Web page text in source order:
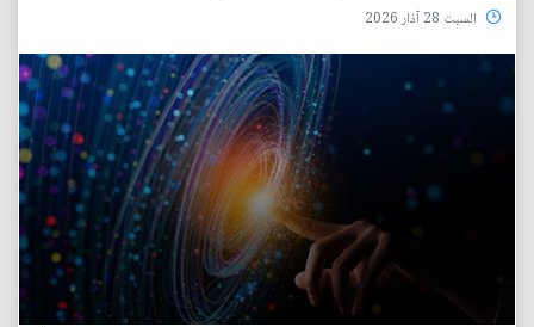
السبت 28 آذار 2026